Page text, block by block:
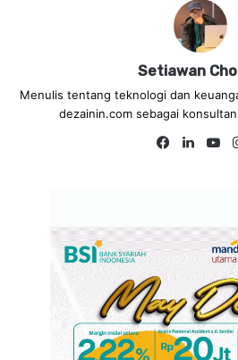
Setiawan
Menulis tentang teknologi dan
dezainin.com sebagai
Fa
Lin